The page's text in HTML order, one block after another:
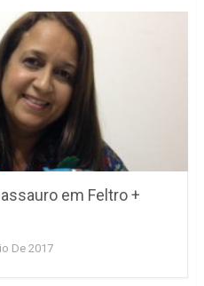
em Feltro +
De 2017